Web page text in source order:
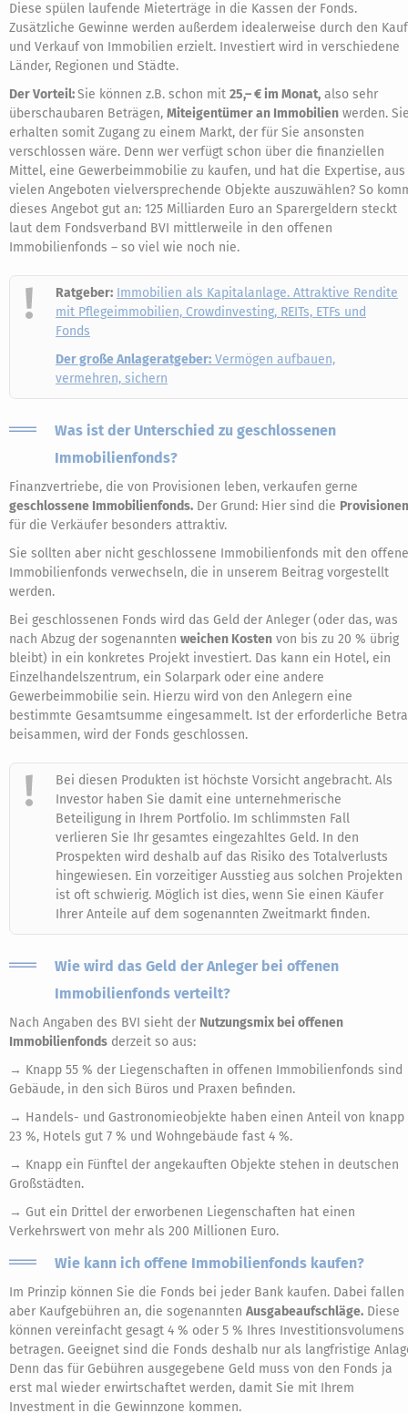
Diese spülen laufende Mieterträge in die Kassen der Fonds.
Zusätzliche Gewinne werden außerdem idealerweise durch den Kauf
und Verkauf von Immobilien erzielt. Investiert wird in verschiedene
Länder, Regionen und Städte.
Der Vorteil:Sie können z.B. schon mit 25,– € im Monat, also sehr
überschaubaren Beträgen, Miteigentümer an Immobilien werden.
erhalten somit Zugang zu einem Markt, der für Sie ansonsten
verschlossen wäre. Denn wer verfügt schon über die finanziellen
Mittel, eine Gewerbeimmobilie zu kaufen, und hat die Expertise, aus
vielen Angeboten vielversprechende Objekte auszuwählen? So
dieses Angebot gut an: 125 Milliarden Euro an Sparergeldern steckt
laut dem Fondsverband BVI mittlerweile in den offenen
Immobilienfonds – so viel wie noch nie.
Ratgeber: Immobilien als Kapitalanlage. Attraktive Rendite
mit Pflegeimmobilien, Crowdinvesting, REITs, ETFs und
Fonds
Der große Anlageratgeber: Vermögen aufbauen,
vermehren, sichern
Was ist der Unterschied zu geschlossenen
Immobilienfonds?
Finanzvertriebe, die von Provisionen leben, verkaufen gerne
geschlossene Immobilienfonds. Der Grund: Hier sind die Provisionen
für die Verkäufer besonders attraktiv.
Sie sollten aber nicht geschlossene Immobilienfonds mit den
Immobilienfonds verwechseln, die in unserem Beitrag vorgestellt
werden.
Bei geschlossenen Fonds wird das Geld der Anleger (oder das, was
nach Abzug der sogenannten weichen Kosten von bis zu 20 % übrig
bleibt) in ein konkretes Projekt investiert. Das kann ein Hotel, ein
Einzelhandelszentrum, ein Solarpark oder eine andere
Gewerbeimmobilie sein. Hierzu wird von den Anlegern eine
bestimmte Gesamtsumme eingesammelt. Ist der erforderliche
beisammen, wird der Fonds geschlossen.
Bei diesen Produkten ist höchste Vorsicht angebracht. Als
Investor haben Sie damit eine unternehmerische
Beteiligung in Ihrem Portfolio. Im schlimmsten Fall
verlieren Sie Ihr gesamtes eingezahltes Geld. In den
Prospekten wird deshalb auf das Risiko des Totalverlusts
hingewiesen. Ein vorzeitiger Ausstieg aus solchen Projekten
ist oft schwierig. Möglich ist dies, wenn Sie einen Käufer
Ihrer Anteile auf dem sogenannten Zweitmarkt finden.
Wie wird das Geld der Anleger bei offenen
Immobilienfonds verteilt?
Nach Angaben des BVI sieht der Nutzungsmix bei offenen
Immobilienfonds derzeit so aus:
→ Knapp 55 % der Liegenschaften in offenen Immobilienfonds sind
Gebäude, in den sich Büros und Praxen befinden.
→ Handels- und Gastronomieobjekte haben einen Anteil von knapp
23 %, Hotels gut 7 % und Wohngebäude fast 4 %.
→ Knapp ein Fünftel der angekauften Objekte stehen in deutschen
Großstädten.
→ Gut ein Drittel der erworbenen Liegenschaften hat einen
Verkehrswert von mehr als 200 Millionen Euro.
Wie kann ich offene Immobilienfonds kaufen?
Im Prinzip können Sie die Fonds bei jeder Bank kaufen. Dabei fallen
aber Kaufgebühren an, die sogenannten Ausgabeaufschläge. Diese
können vereinfacht gesagt 4 % oder 5 % Ihres Investitionsvolumens
betragen. Geeignet sind die Fonds deshalb nur als langfristige
Denn das für Gebühren ausgegebene Geld muss von den Fonds ja
erst mal wieder erwirtschaftet werden, damit Sie mit Ihrem
Investment in die Gewinnzone kommen.